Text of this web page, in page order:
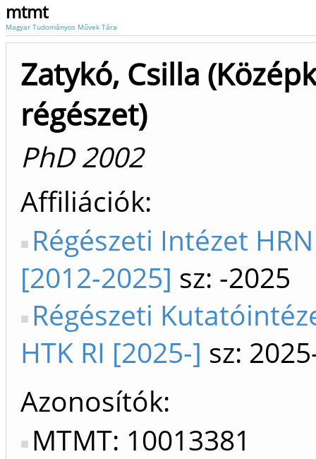
mtmt
Magyar Tudományos Művek Tára
Zatykó, Csilla
régészet)
PhD 2002
Affiliációk
Régészeti Intézet
[2012-2025] sz: -2025
Régészeti
HTK RI [2025-] sz:
Azonosítók
MTMT: 10013381